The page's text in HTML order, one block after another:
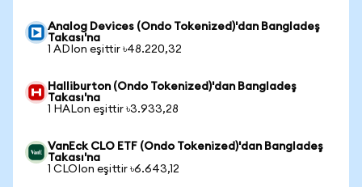
Analog Devices (Ondo Tokenized)'dan Bangladeş
Takası'na
1 ADIon eşittir ৳48.220,32
Halliburton (Ondo Tokenized)'dan Bangladeş
Takası'na
1 HALon eşittir ৳3.933,28
VanEck CLO ETF (Ondo Tokenized)'dan Bangladeş
Takası'na
1 CLOIon eşittir ৳6.643,12